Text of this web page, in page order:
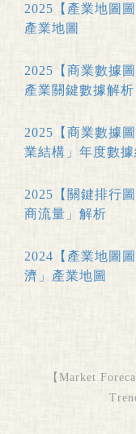
2025【產業地圖
產業地圖
2025【商業數據
產業關鍵數據解析
2025【商業數據
業結構」年度數據
2025【關鍵排行
商流量」解析
2024【產業地圖
濟」產業地圖
【Market